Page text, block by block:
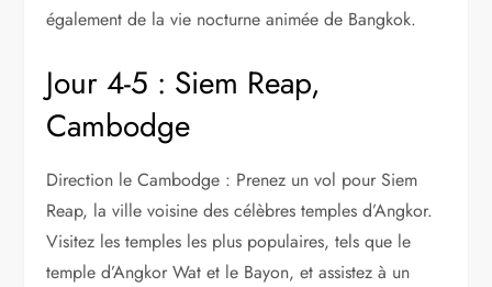
également de la vie nocturne animée de Bangkok.
Jour 4-5 : Siem Reap,
Cambodge
Direction le Cambodge : Prenez un vol pour Siem
Reap, la ville voisine des célèbres temples d’Angkor.
Visitez les temples les plus populaires, tels que le
temple d’Angkor Wat et le Bayon, et assistez à un